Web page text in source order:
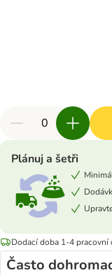
Plánuj a šetři
Dodací doba 1-4 pracovní
Často